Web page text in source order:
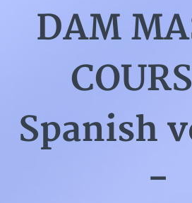
DAM
Spanish
-